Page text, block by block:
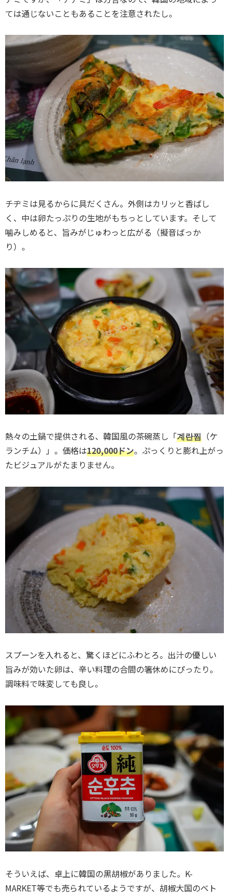
ては通じないこともあることを注意されたし。
チヂミは見るからに具だくさん。外側はカリッと香ばし
く、中は卵たっぷりの生地がもちっとしています。そして
噛みしめると、旨みがじゅわっと広がる（擬音ばっか
り）。
熱々の土鍋で提供される、韓国風の茶碗蒸し「계란찜 （ケ
ランチム）」。価格は120,000ドン。ぷっくりと膨れ上がっ
たビジュアルがたまりません。
スプーンを入れると、驚くほどにふわとろ。出汁の優しい
旨みが効いた卵は、辛い料理の合間の箸休めにぴったり。
調味料で味変しても良し。
そういえば、卓上に韓国の黒胡椒がありました。K-
MARKET等でも売られているようですが、胡椒大国のベト